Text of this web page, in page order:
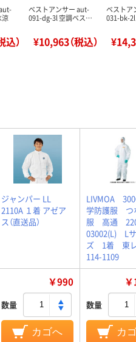
涼
）
ベストアンサー aut-
091-dg-3l 空調ベス…
¥10,963（税込）
ベストア
031-bk-
ジャンパー LL
2110A １着 アゼア
ス（直送品）
LIVMOA
学防護服 つ
服 高通
03002(L) L
ズ 1着
114-1109
￥990
数量
カゴへ
数量
カ